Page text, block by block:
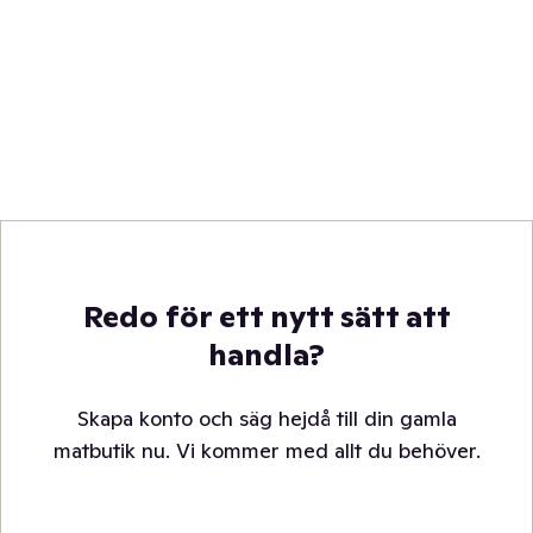
Redo för ett nytt sätt att
handla?
Skapa konto och säg hejdå till din gamla
matbutik nu. Vi kommer med allt du behöver.